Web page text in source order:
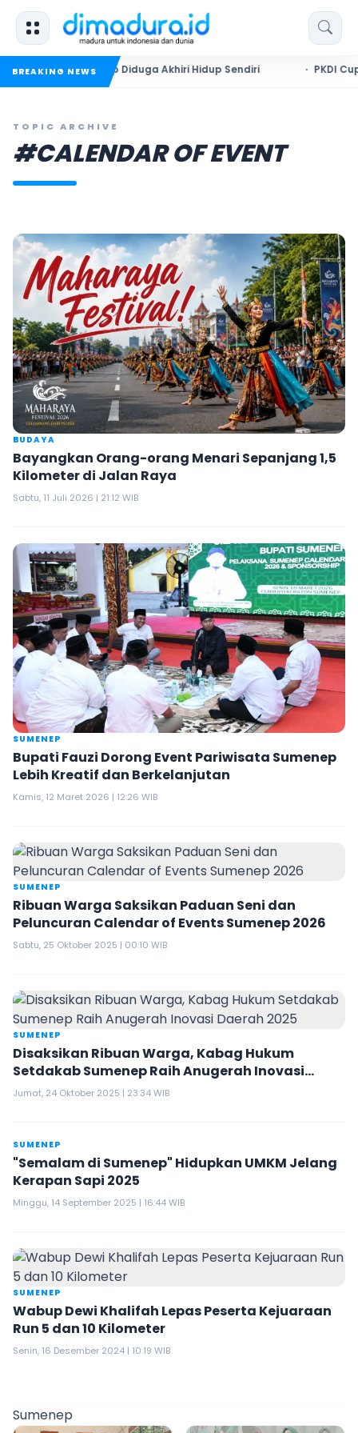
BREAKING NEWS
di Sumenep Diduga Akhiri Hidup Sendiri PKDI Cup II
TOPIC ARCHIVE
#CALENDAR OF EVENT
BUDAYA
Bayangkan Orang-orang Menari Sepanjang 1,5
Kilometer di Jalan Raya
Sabtu, 11 Juli 2026 | 21:12 WIB
SUMENEP
Bupati Fauzi Dorong Event Pariwisata Sumenep
Lebih Kreatif dan Berkelanjutan
Kamis, 12 Maret 2026 | 12:26 WIB
SUMENEP
Ribuan Warga Saksikan Paduan Seni dan
Peluncuran Calendar of Events Sumenep 2026
Sabtu, 25 Oktober 2025 | 00:10 WIB
SUMENEP
Disaksikan Ribuan Warga, Kabag Hukum
Setdakab Sumenep Raih Anugerah Inovasi
Daerah 2025
Jumat, 24 Oktober 2025 | 23:34 WIB
SUMENEP
"Semalam di Sumenep" Hidupkan UMKM Jelang
Kerapan Sapi 2025
Minggu, 14 September 2025 | 16:44 WIB
SUMENEP
Wabup Dewi Khalifah Lepas Peserta Kejuaraan
Run 5 dan 10 Kilometer
Senin, 16 Desember 2024 | 10:19 WIB
Sumenep